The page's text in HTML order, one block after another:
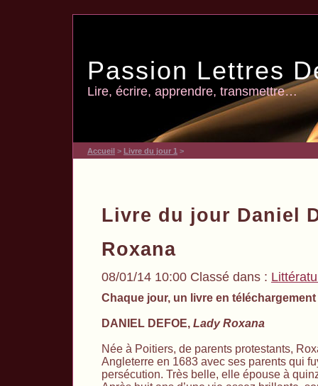
Passion Lettres
Lire, écrire, apprendre, transmettre…
Accueil > Livre du jour 1 >
Livre du jour Daniel
Roxana
08/01/14 10:00 Classé dans :
Chaque jour, un livre en
DANIEL DEFOE, Lady Roxana
Née à Poitiers, de parents protestants,
Angleterre en 1683 avec ses parents qui
persécution. Très belle, elle épouse à